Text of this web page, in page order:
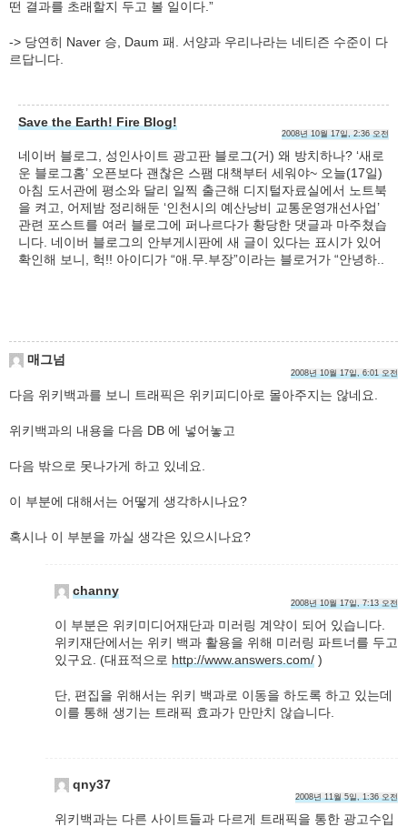
떤 결과를 초래할지 두고 볼 일이다.”
-> 당연히 Naver 승, Daum 패. 서양과 우리나라는 네티즌 수준이 다
르답니다.
Save the Earth! Fire Blog!
2008년 10월 17일, 2:36 오전
네이버 블로그, 성인사이트 광고판 블로그(거) 왜 방치하나? ‘새로
운 블로그홈’ 오픈보다 괜찮은 스팸 대책부터 세워야~ 오늘(17일)
아침 도서관에 평소와 달리 일찍 출근해 디지털자료실에서 노트북
을 켜고, 어제밤 정리해둔 ‘인천시의 예산낭비 교통운영개선사업’
관련 포스트를 여러 블로그에 퍼나르다가 황당한 댓글과 마주쳤습
니다. 네이버 블로그의 안부게시판에 새 글이 있다는 표시가 있어
확인해 보니, 헉!! 아이디가 “애.무.부장”이라는 블로거가 “안녕하..
매그넘
2008년 10월 17일, 6:01 오전
다음 위키백과를 보니 트래픽은 위키피디아로 몰아주지는 않네요.
위키백과의 내용을 다음 DB 에 넣어놓고
다음 밖으로 못나가게 하고 있네요.
이 부분에 대해서는 어떻게 생각하시나요?
혹시나 이 부분을 까실 생각은 있으시나요?
channy
2008년 10월 17일, 7:13 오전
이 부분은 위키미디어재단과 미러링 계약이 되어 있습니다.
위키재단에서는 위키 백과 활용을 위해 미러링 파트너를 두고
있구요. (대표적으로 http://www.answers.com/ )
단, 편집을 위해서는 위키 백과로 이동을 하도록 하고 있는데
이를 통해 생기는 트래픽 효과가 만만치 않습니다.
qny37
2008년 11월 5일, 1:36 오전
위키백과는 다른 사이트들과 다르게 트래픽을 통한 광고수입